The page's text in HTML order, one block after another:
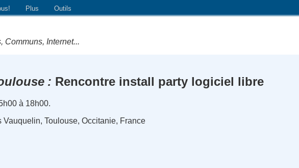
Plus Outils
Communs, Internet...
Rencontre install party logiciel libre
à 18h00.
Vauquelin, Toulouse, Occitanie, France